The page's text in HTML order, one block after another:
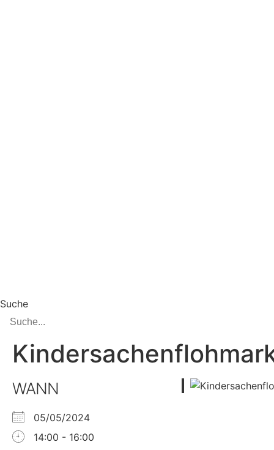
Suche
WANN
05/05/2024
14:00 - 16:00